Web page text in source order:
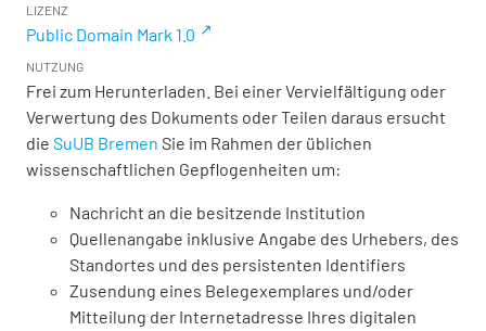
LIZENZ
Public Domain Mark 1.0
NUTZUNG
Frei zum Herunterladen. Bei einer Vervielfältigung oder
Verwertung des Dokuments oder Teilen daraus ersucht
die SuUB Bremen Sie im Rahmen der üblichen
wissenschaftlichen Gepflogenheiten um:
Nachricht an die besitzende Institution
Quellenangabe inklusive Angabe des Urhebers, des
Standortes und des persistenten Identifiers
Zusendung eines Belegexemplares und/oder
Mitteilung der Internetadresse Ihres digitalen